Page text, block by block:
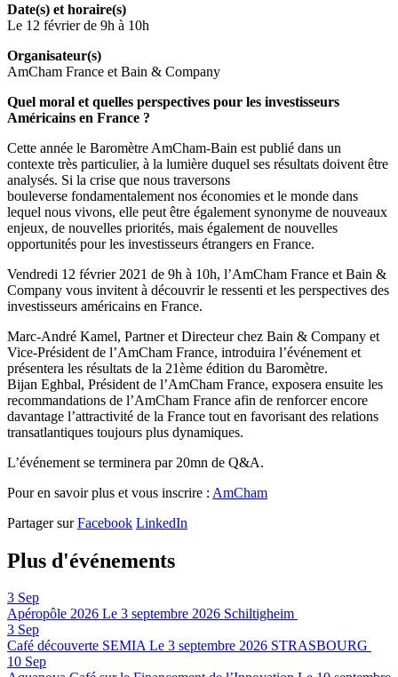
Date(s) et horaire(s)
Le 12 février de 9h à 10h
Organisateur(s)
AmCham France et Bain & Company
Quel moral et quelles perspectives pour les investisseurs
Américains en France ?
Cette année le Baromètre AmCham-Bain est publié dans un
contexte très particulier, à la lumière duquel ses résultats doivent être
analysés. Si la crise que nous traversons
bouleverse fondamentalement nos économies et le monde dans
lequel nous vivons, elle peut être également synonyme de nouveaux
enjeux, de nouvelles priorités, mais également de nouvelles
opportunités pour les investisseurs étrangers en France.
Vendredi 12 février 2021 de 9h à 10h, l’AmCham France et Bain &
Company vous invitent à découvrir le ressenti et les perspectives des
investisseurs américains en France.
Marc-André Kamel, Partner et Directeur chez Bain & Company et
Vice-Président de l’AmCham France, introduira l’événement et
présentera les résultats de la 21ème édition du Baromètre.
Bijan Eghbal, Président de l’AmCham France, exposera ensuite les
recommandations de l’AmCham France afin de renforcer encore
davantage l’attractivité de la France tout en favorisant des relations
transatlantiques toujours plus dynamiques.
L’événement se terminera par 20mn de Q&A.
Pour en savoir plus et vous inscrire : AmCham
Partager sur Facebook LinkedIn
Plus d'événements
3 Sep
Apéropôle 2026 Le 3 septembre 2026 Schiltigheim
3 Sep
Café découverte SEMIALe 3 septembre 2026 STRASBOURG
10 Sep